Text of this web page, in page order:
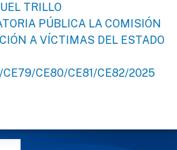
TRILLO
PÚBLICA LA COMISIÓN
A VÍCTIMAS DEL ESTADO
CE79/CE80/CE81/CE82/2025